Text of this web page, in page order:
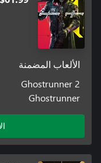
الألعاب المضمنة
Ghostrunner 2
Ghostrunner